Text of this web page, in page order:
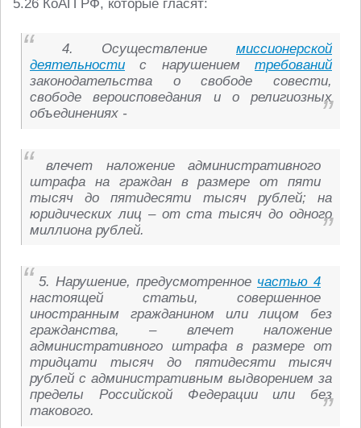
5.26 КоАП РФ, которые гласят:
4. Осуществление миссионерской
деятельности с нарушением требований
законодательства о свободе совести,
свободе вероисповедания и о религиозных
объединениях -
влечет наложение административного
штрафа на граждан в размере от пяти
тысяч до пятидесяти тысяч рублей; на
юридических лиц – от ста тысяч до одного
миллиона рублей.
5. Нарушение, предусмотренное частью 4
настоящей статьи, совершенное
иностранным гражданином или лицом без
гражданства, – влечет наложение
административного штрафа в размере от
тридцати тысяч до пятидесяти тысяч
рублей с административным выдворением за
пределы Российской Федерации или без
такового.